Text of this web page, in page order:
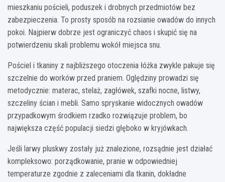
mieszkaniu pościeli, poduszek i drobnych przedmiotów bez
zabezpieczenia. To prosty sposób na rozsianie owadów do innych
pokoi. Najpierw dobrze jest ograniczyć chaos i skupić się na
potwierdzeniu skali problemu wokół miejsca snu.
Pościel i tkaniny z najbliższego otoczenia łóżka zwykle pakuje się
szczelnie do worków przed praniem. Oględziny prowadzi się
metodycznie: materac, stelaż, zagłówek, szafki nocne, listwy,
szczeliny ścian i mebli. Samo spryskanie widocznych owadów
przypadkowym środkiem rzadko rozwiązuje problem, bo
największa część populacji siedzi głęboko w kryjówkach.
Jeśli larwy pluskwy zostały już znalezione, rozsądnie jest działać
kompleksowo: porządkowanie, pranie w odpowiedniej
temperaturze zgodnie z zaleceniami dla tkanin, dokładne